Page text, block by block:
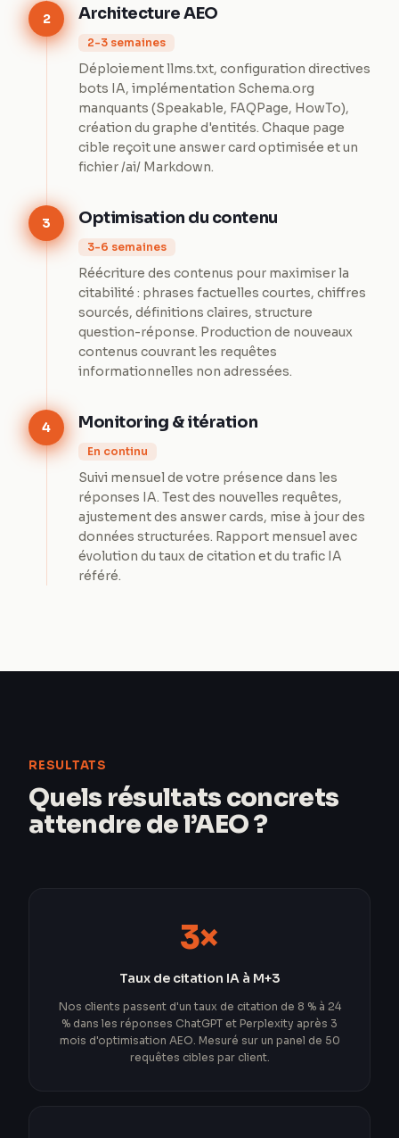
2 Architecture AEO
2-3 semaines
Déploiement llms.txt, configuration directives
bots IA, implémentation Schema.org
manquants (Speakable, FAQPage, HowTo),
création du graphe d'entités. Chaque page
cible reçoit une answer card optimisée et un
fichier /ai/ Markdown.
3 Optimisation du contenu
3-6 semaines
Réécriture des contenus pour maximiser la
citabilité : phrases factuelles courtes, chiffres
sourcés, définitions claires, structure
question-réponse. Production de nouveaux
contenus couvrant les requêtes
informationnelles non adressées.
4 Monitoring & itération
En continu
Suivi mensuel de votre présence dans les
réponses IA. Test des nouvelles requêtes,
ajustement des answer cards, mise à jour des
données structurées. Rapport mensuel avec
évolution du taux de citation et du trafic IA
référé.
RESULTATS
Quels résultats concrets
attendre de l’AEO ?
3×
Taux de citation IA à M+3
Nos clients passent d'un taux de citation de 8 % à 24
% dans les réponses ChatGPT et Perplexity après 3
mois d'optimisation AEO. Mesuré sur un panel de 50
requêtes cibles par client.